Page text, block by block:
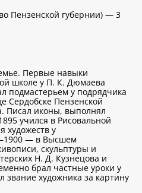
Пензенской губернии) — 3
Первые навыки
школе у П. К. Дюмаева
подмастерьем у подрядчика
Сердобске Пензенской
Писал иконы, выполнял
учился в Рисовальной
художеств у
— в Высшем
скульптуры и
Н. Д. Кузнецова и
брал частные уроки у
звание художника за картину